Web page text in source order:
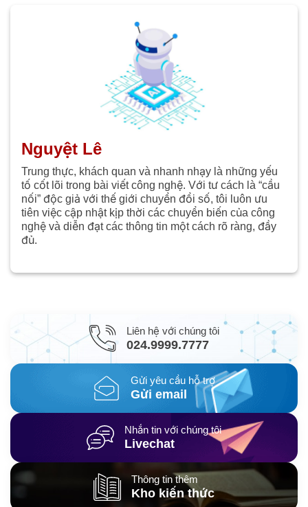
Nguyệt Lê
Trung thực, khách quan và nhanh nhạy là những yếu
tố cốt lõi trong bài viết công nghệ. Với tư cách là “cầu
nối” độc giả với thế giới chuyển đổi số, tôi luôn ưu
tiên việc cập nhật kịp thời các chuyển biến của công
nghệ và diễn đạt các thông tin một cách rõ ràng, đầy
đủ.
Liên hệ với chúng tôi
024.9999.7777
Gửi yêu cầu hỗ trợ
Gửi email
Nhắn tin với chúng tôi
Livechat
Thông tin thêm
Kho kiến thức